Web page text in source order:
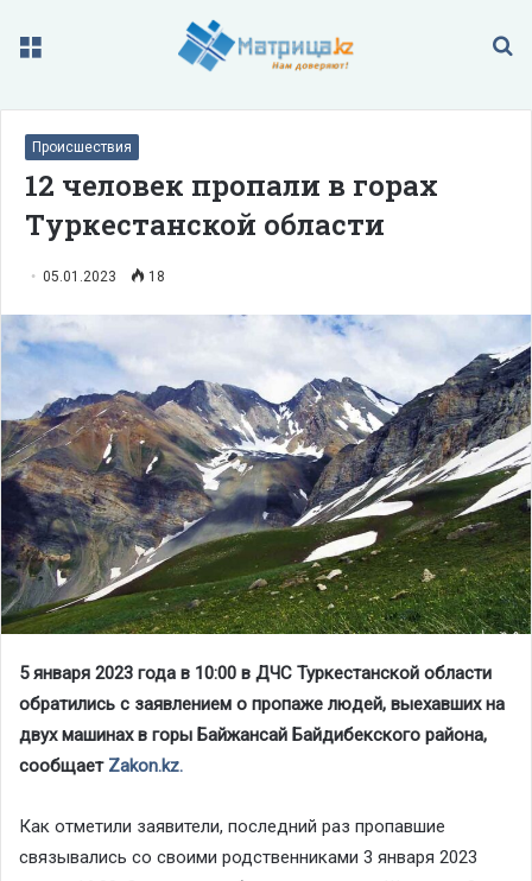
Меню
Происшествия
12 человек пропали в горах
Туркестанской области
05.01.2023 18
5 января 2023 года в 10:00 в ДЧС Туркестанской области
обратились с заявлением о пропаже людей, выехавших на
двух машинах в горы Байжансай Байдибекского района,
сообщает Zakon.kz.
Как отметили заявители, последний раз пропавшие
связывались со своими родственниками 3 января 2023